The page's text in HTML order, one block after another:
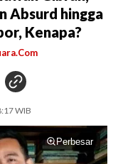
Absurd hingga
Kenapa?
WIB
Perbesar